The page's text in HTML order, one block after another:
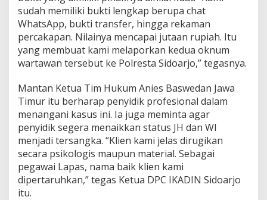
sudah memiliki bukti lengkap berupa chat
WhatsApp, bukti transfer, hingga rekaman
percakapan. Nilainya mencapai jutaan rupiah. Itu
yang membuat kami melaporkan kedua oknum
wartawan tersebut ke Polresta Sidoarjo,” tegasnya.
Mantan Ketua Tim Hukum Anies Baswedan Jawa
Timur itu berharap penyidik profesional dalam
menangani kasus ini. Ia juga meminta agar
penyidik segera menaikkan status JH dan WI
menjadi tersangka. “Klien kami jelas dirugikan
secara psikologis maupun material. Sebagai
pegawai Lapas, nama baik klien kami
dipertaruhkan,” tegas Ketua DPC IKADIN Sidoarjo
itu.